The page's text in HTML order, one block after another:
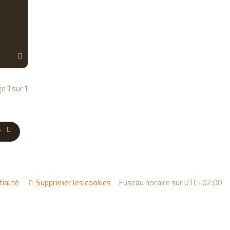
a
1 sur1
Fuseau horaire surUTC+02:00
Supprimer les cookies